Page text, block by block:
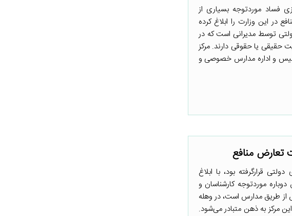
فساد موردتوجه بسیاری از
در این وزارت را ابلاغ کرده
توسط مدیرانی است که در
حقیقی یا حقوقی دارند. مرکز
و اداره مدارس خصوصی و
تعارض منافع
قرارگرفته بود، با ابلاغ
موردتوجه کارشناسان و
از طریق مدارس است، در وهله
مرکز به ذهن متبادر می‌شود.